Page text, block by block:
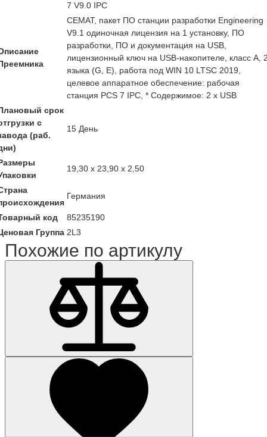
7 V9.0 IPC
CEMAT, пакет ПО станции разработки Engineering
V9.1 одиночная лицензия на 1 установку, ПО
разработки, ПО и документация на USB,
лицензионный ключ на USB-накопителе, класс A,
языка (G, E), работа под WIN 10 LTSC 2019,
целевое аппаратное обеспечение: рабочая
станция PCS 7 IPC, * Содержимое: 2 x USB
срок
с
(раб.
15 День
19,30 x 23,90 x 2,50
Германия
код
85235190
Группа 2L3
Похожие по артикулу